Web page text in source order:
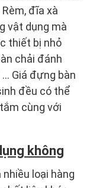
đĩa xà
vật dụng mà
thiết bị nhỏ
chải đánh
Giá đựng bàn
đều có thể
cùng với
không
loại hàng